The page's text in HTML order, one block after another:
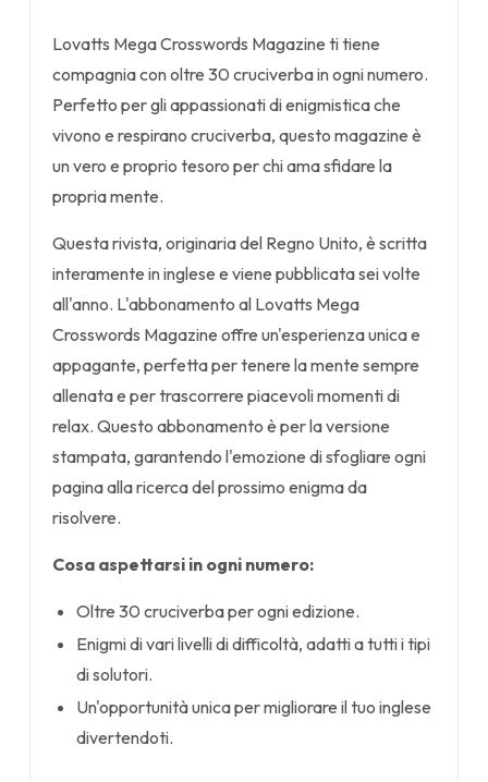
Lovatts Mega Crosswords Magazine ti tiene
compagnia con oltre 30 cruciverba in ogni numero.
Perfetto per gli appassionati di enigmistica che
vivono e respirano cruciverba, questo magazine è
un vero e proprio tesoro per chi ama sfidare la
propria mente.
Questa rivista, originaria del Regno Unito, è scritta
interamente in inglese e viene pubblicata sei volte
all'anno. L'abbonamento al Lovatts Mega
Crosswords Magazine offre un'esperienza unica e
appagante, perfetta per tenere la mente sempre
allenata e per trascorrere piacevoli momenti di
relax. Questo abbonamento è per la versione
stampata, garantendo l'emozione di sfogliare ogni
pagina alla ricerca del prossimo enigma da
risolvere.
Cosa aspettarsi in ogni numero:
Oltre 30 cruciverba per ogni edizione.
Enigmi di vari livelli di difficoltà, adatti a tutti i tipi
di solutori.
Un'opportunità unica per migliorare il tuo inglese
divertendoti.